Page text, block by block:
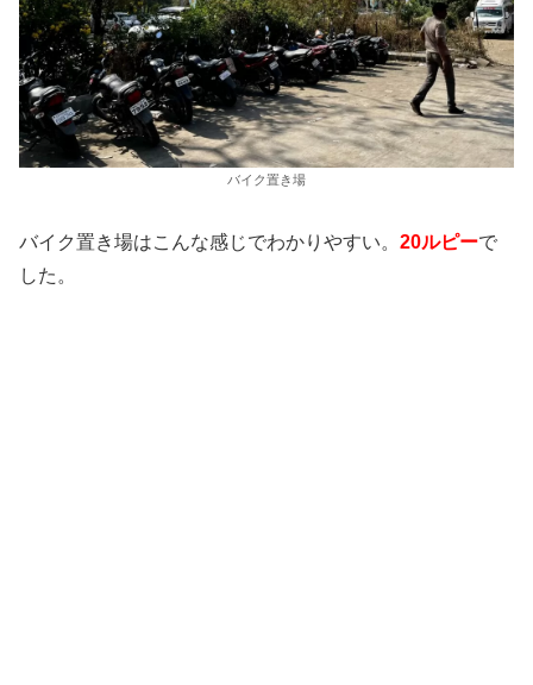
バイク置き場
バイク置き場はこんな感じでわかりやすい。 20ルピーで
した。